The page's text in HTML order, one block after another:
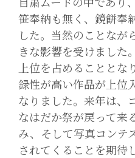
笹奉納も無く、鏡餅奉
した。当然のことなが
きな影響を受けました
上位を占めることとな
録性が高い作品が上位
なりました。来年は、
なはだか祭が戻って来
み、そして写真コンテ
されてくることを期待